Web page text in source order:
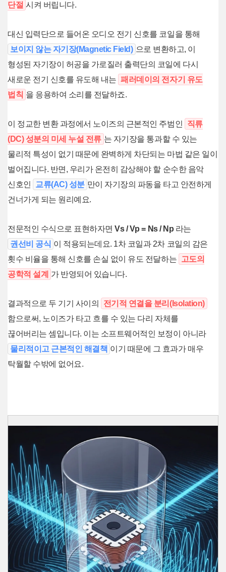
단절 시켜 버립니다.
대신 입력단으로 들어온 오디오 전기 신호를 코일을 통해
보이지 않는 자기장(Magnetic Field) 으로 변환하고, 이
형성된 자기장이 허공을 가로질러 출력단의 코일에 다시
새로운 전기 신호를 유도해 내는 패러데이의 전자기 유도
법칙 을 응용하여 소리를 전달하죠.
이 정교한 변환 과정에서 노이즈의 근본적인 주범인
직류
(DC) 성분의 미세 누설 전류 는 자기장을 통과할 수 있는
물리적 특성이 없기 때문에 완벽하게 차단되는 마법 같은 일이
벌어집니다. 반면, 우리가 온전히 감상해야 할 순수한 음악
신호인
교류(AC) 성분 만이 자기장의 파동을 타고 안전하게
건너가게 되는 원리예요.
전문적인 수식으로 표현하자면Vs / Vp = Ns / Np 라는
권선비 공식 이 적용되는데요. 1차 코일과 2차 코일의 감은
횟수 비율을 통해 신호를 손실 없이 유도 전달하는
고도의
공학적 설계
가 반영되어 있습니다.
결과적으로 두 기기 사이의
전기적 연결을 분리(Isolation)
함으로써, 노이즈가 타고 흐를 수 있는 다리 자체를
끊어버리는 셈입니다. 이는 소프트웨어적인 보정이 아니라
물리적이고 근본적인 해결책 이기 때문에 그 효과가 매우
탁월할 수밖에 없어요.